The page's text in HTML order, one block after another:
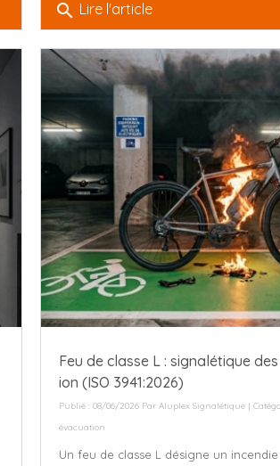
search Lire l'article
Feu de classe L : signalétique
ion (ISO 3941:2026)
Publié : 08/06/2026 Par Aluplex Signalétique|
évacuation
Un feu de classe L désigne un